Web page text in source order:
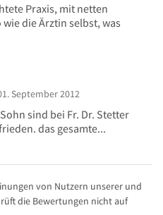
Praxis, mit netten
die Ärztin selbst, was
September 2012
sind bei Fr. Dr. Stetter
das gesamte...
von Nutzern unserer und
die Bewertungen nicht auf